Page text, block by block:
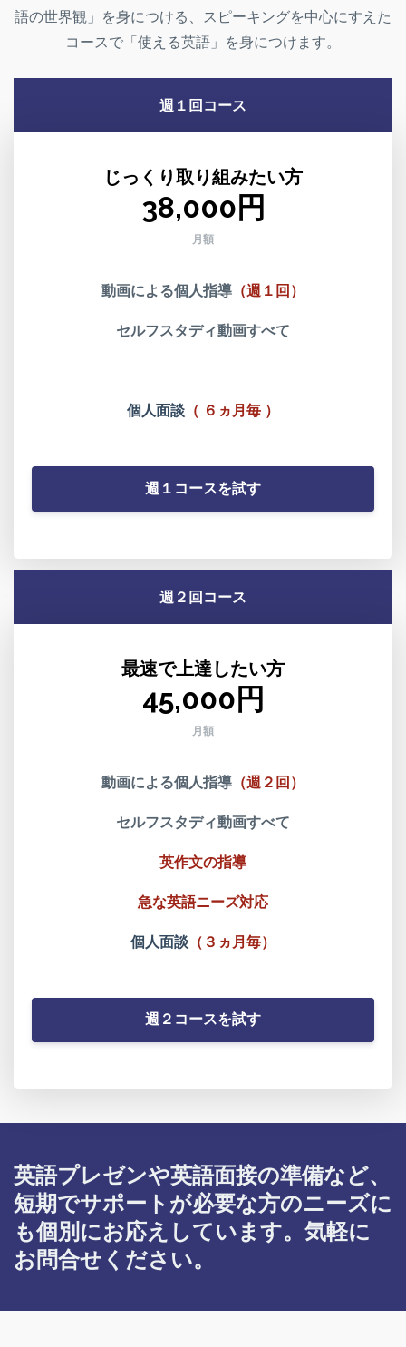
語の世界観」を身につける、スピーキングを中心にすえた
コースで「使える英語」を身につけます。
週１回コース
じっくり取り組みたい方
38,000円
月額
動画による個人指導 （週１回）
セルフスタディ動画すべて
個人面談 （ ６ヵ月毎 ）
週１コースを試す
週２回コース
最速で上達したい方
45,000円
月額
動画による個人指導 （週２回）
セルフスタディ動画すべて
英作文の指導
急な英語ニーズ対応
個人面談 （ ３ヵ月毎）
週２コースを試す
英語プレゼンや英語面接の準備など、
短期でサポートが必要な方のニーズに
も個別にお応えしています。気軽に
お問合せください。